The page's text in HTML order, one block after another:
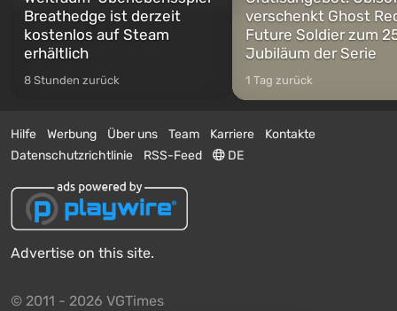
Breathedge ist derzeit
kostenlos auf Steam
erhältlich
8 Stunden zurück
verschenkt Ghost
Future Soldier zum
Jubiläum der Serie
1 Tag zurück
Hilfe Werbung Über uns Team Karriere
Kontakte
Datenschutzrichtlinie
RSS-Feed DE
Advertise on this site.
© 2011 - 2026 VGTimes